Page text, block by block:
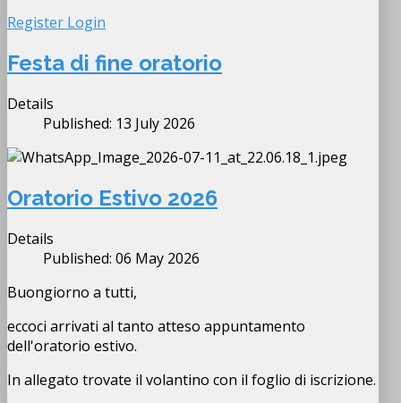
Register Login
Festa di fine oratorio
Details
Published: 13 July 2026
Oratorio Estivo 2026
Details
Published: 06 May 2026
Buongiorno a tutti,
eccoci arrivati al tanto atteso appuntamento
dell'oratorio estivo.
In allegato trovate il volantino con il foglio di iscrizione.